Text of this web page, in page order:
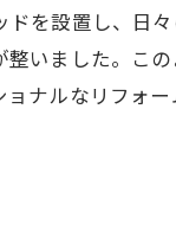
を設置し、日
いました。こ
ナルなリフォ